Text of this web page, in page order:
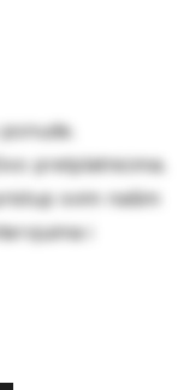
pretplatnicima.
svim našim
i